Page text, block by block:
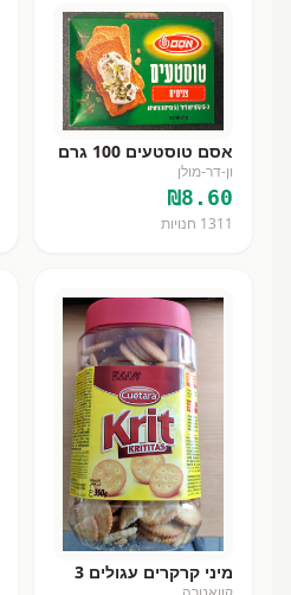
אסם טוסטעים 100 גרם
ון-דר-מולן
₪8.60
1311 חנויות
מיני קרקרים עגולים 3